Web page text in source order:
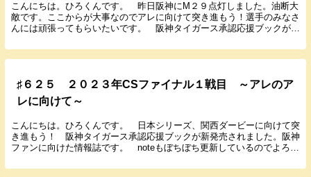
こんにちは。ひろくんです。 昨日阪神にМ２９点灯しました。油断大
敵です。ここからが大事なのでアレに向けて突き進もう！選手のみなさ
んには頑張ってもらいたいです。 阪神タイガース承認応援ブックが新
♯６２５ ２０２３年CSファイナル１戦目 ～アレのア
レに向けて～
こんにちは。ひろくんです。 日本シリーズ、関西ダービーに向けて突
き進もう！ 阪神タイガース承認応援ブックが新発売されました。阪神
ファンに向けた情報誌です。 noteもぼちぼち更新しているのでよろし